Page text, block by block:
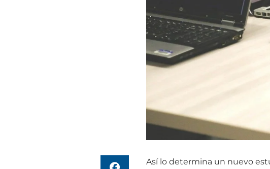
Así lo determina un nuevo